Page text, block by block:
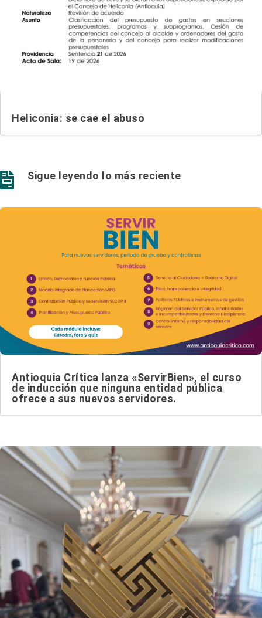
Heliconia: se cae el abuso
 Sigue leyendo lo más reciente
Antioquia Crítica lanza «ServirBien», el curso
de inducción que ninguna entidad pública
ofrece a sus nuevos servidores.